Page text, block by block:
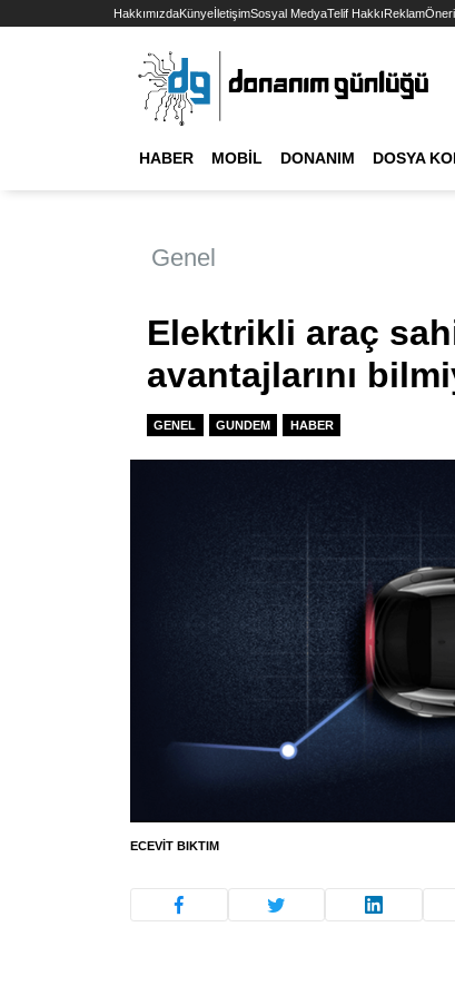
HakkımızdaKünyeİletişimSosyal MedyaTelif HakkıReklam
HABER MOBIL DONANIM DOSYA
Genel
Elektrikli araç
avantajlarını
GENEL GUNDEM HABER
ECEVIT BIKTIM